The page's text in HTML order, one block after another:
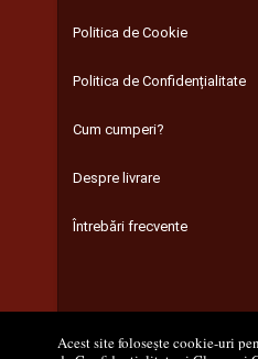
Acest site folosește cookie-uri
Politica de Cookie
Politica de Confidențialitate
Cum cumperi?
Despre livrare
Întrebări frecvente